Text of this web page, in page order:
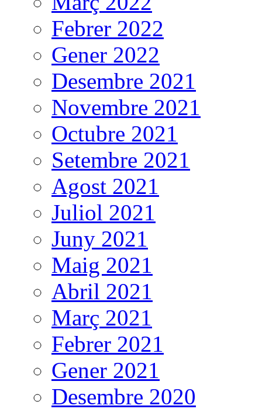
Febrer 2022
Gener 2022
Desembre 2021
Novembre 2021
Octubre 2021
Setembre 2021
Agost 2021
Juliol 2021
Juny 2021
Maig 2021
Abril 2021
Març 2021
Febrer 2021
Gener 2021
Desembre 2020